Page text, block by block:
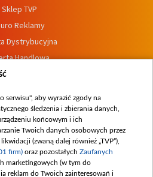
Sklep TVP
Reklamy
Dystrybucyjna
Handlowa
wewnętrznych
serwisu", aby wyrazić zgody na
śledzenia i zbierania danych,
końcowym i ich
Twoich danych osobowych przez
(zwaną dalej również „TVP”),
firm) oraz pozostałych Zaufanych
marketingowych (w tym do
reklam do Twoich zainteresowań i